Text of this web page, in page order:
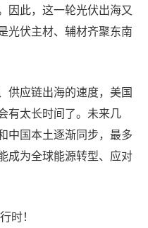
因此，这一轮光伏出海又
光伏主材、辅材齐聚东南
供应链出海的速度，美国
有太长时间了。未来几
中国本土逐渐同步，最多
成为全球能源转型、应对
时！